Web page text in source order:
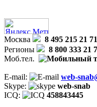
Москва
8 495 215 21 71
Регионы
8 800 333 21
Моб.тел.
E-mail:
web-
Skype:
web-snab
ICQ:
458843445